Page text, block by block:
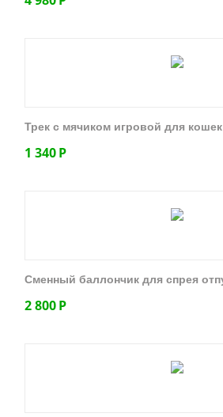
Трек с мячиком игровой для
1 340Р
Сменный баллончик для спрея
2 800Р